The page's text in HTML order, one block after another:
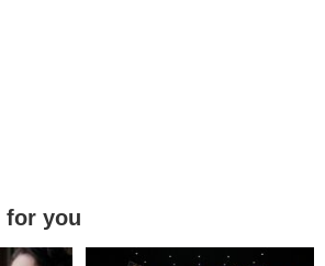
for you